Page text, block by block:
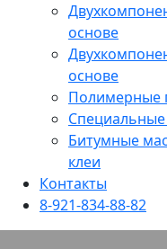
основе
основе
Полимерные
Битумные
клеи
Контакты
8-921-834-88-82